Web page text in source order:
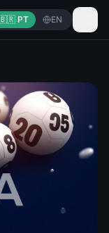
PT EN